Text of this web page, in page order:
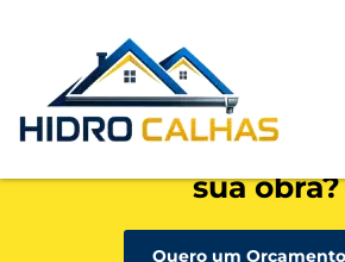
precisando de
pingadeiras ou
sua obra?
Quero um Orçamento